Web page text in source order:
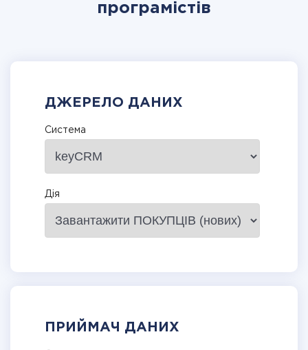
програмістів
ДЖЕРЕЛО ДАНИХ
Система
Дія
ПРИЙМАЧ ДАНИХ